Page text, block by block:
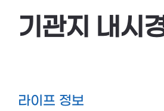
기관지 내시
라이프 정보